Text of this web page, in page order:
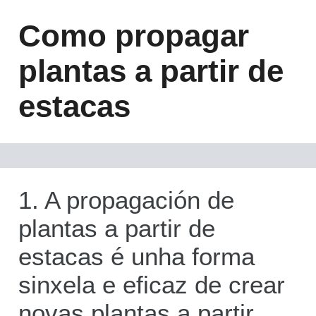
Como propagar
plantas a partir de
estacas
1. A propagación de
plantas a partir de
estacas é unha forma
sinxela e eficaz de crear